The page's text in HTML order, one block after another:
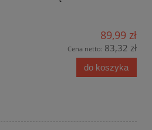
89,99 zł
Cena netto: 83,32 zł
do koszyka